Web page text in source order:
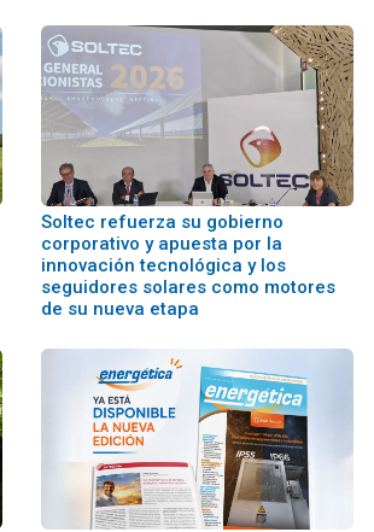
Soltec refuerza su gobierno
corporativo y apuesta por la
innovación tecnológica y los
seguidores solares como motores
de su nueva etapa